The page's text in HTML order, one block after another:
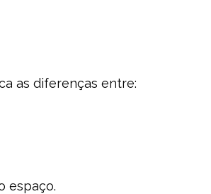
as diferenças entre:
espaço.